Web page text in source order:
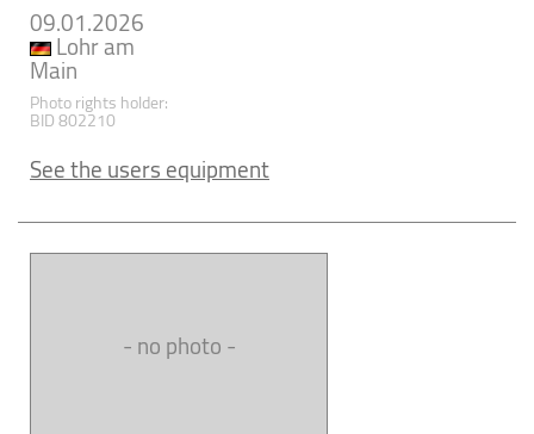
09.01.2026
Lohr am
Main
Photo rights holder:
BID 802210
See the users equipment
- no photo -